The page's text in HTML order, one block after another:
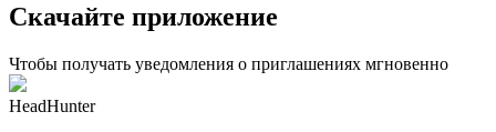
Скачайте приложение
Чтобы получать уведомления о приглашениях мгновенно
HeadHunter